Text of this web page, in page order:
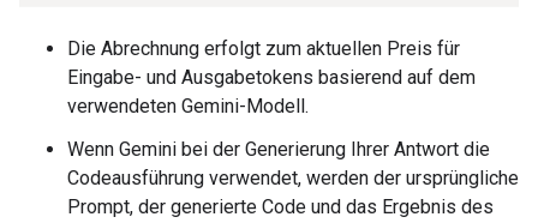
Die Abrechnung erfolgt zum aktuellen Preis für
Eingabe- und Ausgabetokens basierend auf dem
verwendeten Gemini-Modell.
Wenn Gemini bei der Generierung Ihrer Antwort die
Codeausführung verwendet, werden der ursprüngliche
Prompt, der generierte Code und das Ergebnis des